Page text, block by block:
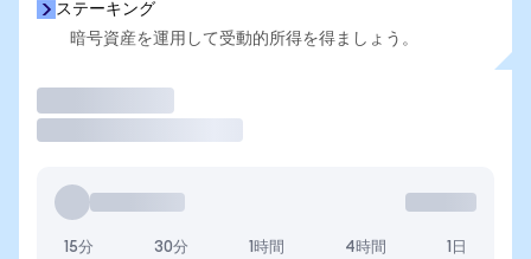
ステーキング
暗号資産を運用して受動的所得を得ましょう。
15分 30分 1時間 4時間 1日